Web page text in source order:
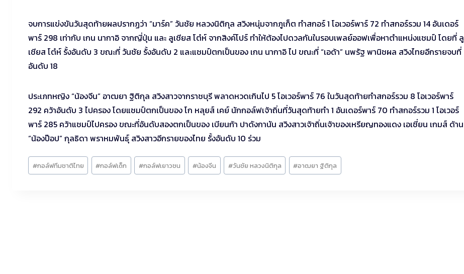
จบการแข่งขันวันสุดท้ายผลปรากฏว่า “มาร์ค” วันชัย หลวงนิติกุล สวิงหนุ่มจากภูเก็ต ทำสกอร์ 1 โอเวอร์พาร์ 72 ทำสกอร์รวม 14 อันเดอร์
พาร์ 298 เท่ากับ เกน นากาอิ จากญี่ปุ่น และ ลูเชียส โต๋ห์ จากสิงค์โปร์ ทำให้ต้องไปดวลกันในรอบเพลย์ออฟเพื่อหาตำแหน่งแชมป์ โดยที่ ลู
เชียส โต๋ห์ รั้งอันดับ 3 ขณะที่ วันชัย รั้งอันดับ 2 และแชมป์ตกเป็นของ เกน นากาอิ ไป ขณะที่ “เอด้า” นพรัฐ พานิชผล สวิงไทยอีกรายจบที่
อันดับ 18
ประเภทหญิง “น้องจีน” อาฒยา ฐิติกุล สวิงสาวจากราชบุรี พลาดหวดเกินไป 5 โอเวอร์พาร์ 76 ในวันสุดท้ายทำสกอร์รวม 8 โอเวอร์พาร์
292 คว้าอันดับ 3 ไปครอง โดยแชมป์ตกเป็นของ โก หลุยส์ เคย์ นักกอล์ฟเจ้าถิ่นที่วันสุดท้ายทำ 1 อันเดอร์พาร์ 70 ทำสกอร์รวม 1 โอเวอร์
พาร์ 285 คว้าแชมป์ไปครอง ขณะที่อันดับสองตกเป็นของ เบียนก้า ปาดังกานัน สวิงสาวเจ้าถิ่นเจ้าของเหรียญทองแดง เอเชี่ยน เกมส์ ด้าน
“น้องป๊อป” กุลธิดา พราหมพันธุ์ สวิงสาวอีกรายของไทย รั้งอันดับ 10 ร่วม
Post
Tags:
#กอล์ฟทีมชาติไทย #กอล์ฟเด็ก #กอล์ฟเยาวชน #น้องจีน #วันชัย หลวงนิติกุล #อาฒยา ฐิติกุล